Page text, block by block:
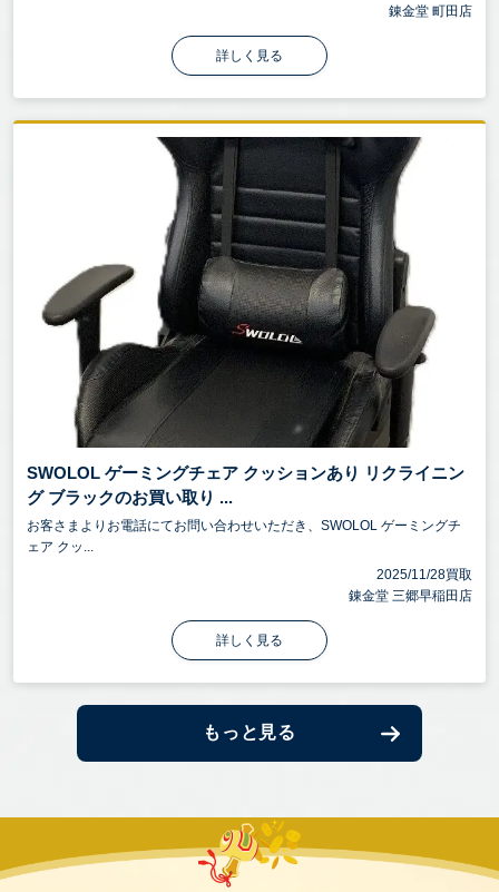
錬金堂 町田店
詳しく見る
SWOLOL ゲーミングチェア クッションあり リクライニン
グ ブラックのお買い取り ...
お客さまよりお電話にてお問い合わせいただき、SWOLOL ゲーミングチ
ェア クッ...
2025/11/28買取
錬金堂 三郷早稲田店
詳しく見る
もっと見る